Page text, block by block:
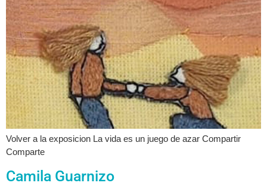
Volver a la exposicion La vida es un juego de azar Compartir
Comparte
Camila Guarnizo